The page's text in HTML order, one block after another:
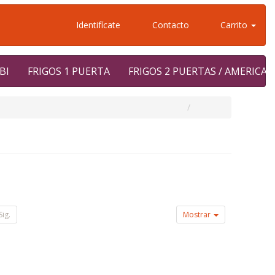
Identifícate Contacto Carrito
FRIGOS 1 PUERTA FRIGOS 2 PUERTAS /
Sig. Mostrar